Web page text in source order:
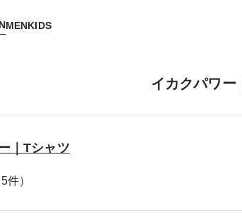
MENKIDS
イカクパワー
｜Tシャツ
5件）